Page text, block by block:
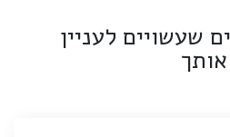
שעשויים לעניין
אותך